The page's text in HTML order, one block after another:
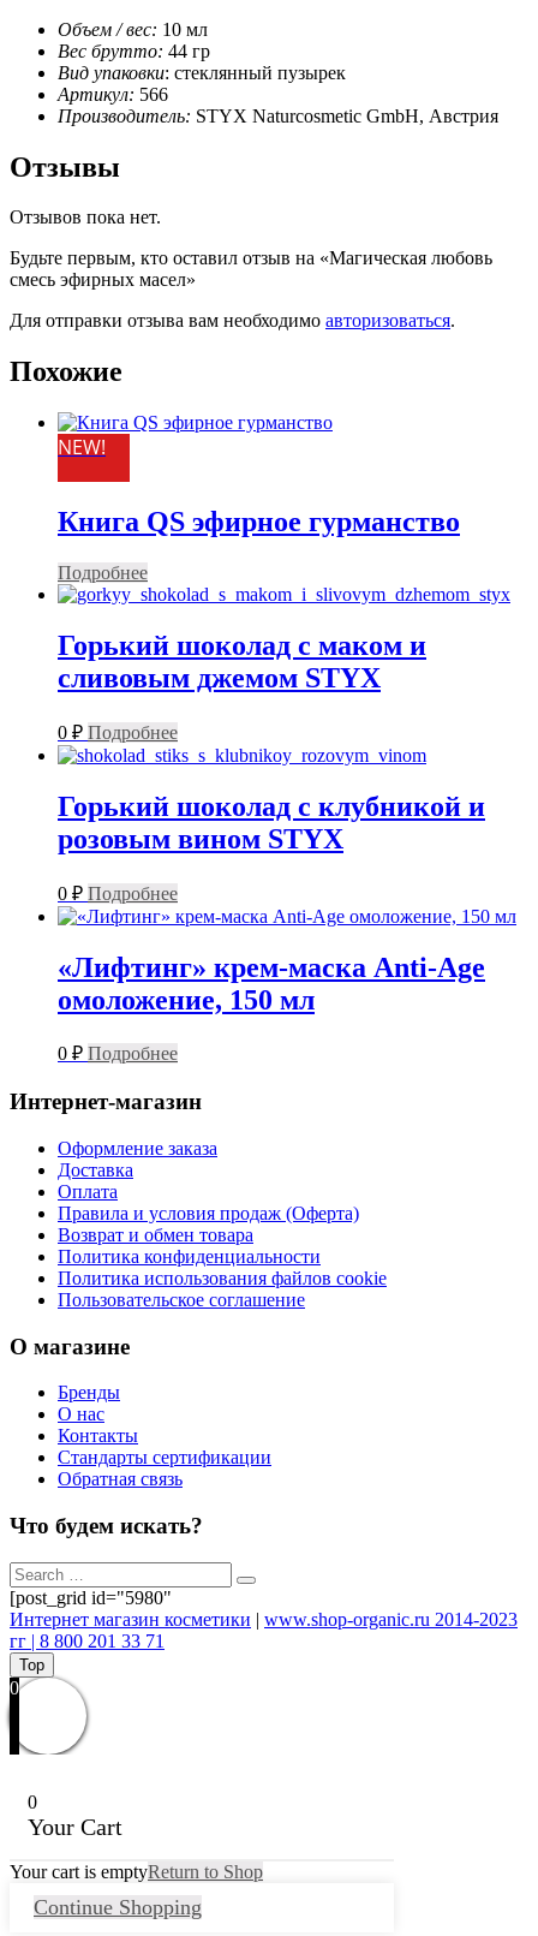
Объем / вес: 10 мл
Вес брутто: 44 гр
Вид упаковки: стеклянный пузырек
Артикул: 566
Производитель: STYX Naturcosmetic GmbH, Австрия
Отзывы
Отзывов пока нет.
Будьте первым, кто оставил отзыв на «Магическая любовь
смесь эфирных масел»
Для отправки отзыва вам необходимо авторизоваться.
Похожие
NEW!
Книга QS эфирное гурманство
Подробнее
Горький шоколад с маком и
сливовым джемом STYX
0 ₽ Подробнее
Горький шоколад с клубникой и
розовым вином STYX
0 ₽ Подробнее
«Лифтинг» крем-маска Anti-Age
омоложение, 150 мл
0 ₽ Подробнее
Интернет-магазин
Оформление заказа
Доставка
Оплата
Правила и условия продаж (Оферта)
Возврат и обмен товара
Политика конфиденциальности
Политика использования файлов cookie
Пользовательское соглашение
О магазине
Бренды
О нас
Контакты
Стандарты сертификации
Обратная связь
Что будем искать?
[post_grid id="5980"
Интернет магазин косметики | www.shop-organic.ru 2014-2023
гг | 8 800 201 33 71
Top
0
0
Your Cart
Your cart is emptyReturn to Shop
Continue Shopping